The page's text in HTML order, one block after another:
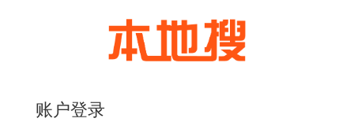
账户登录